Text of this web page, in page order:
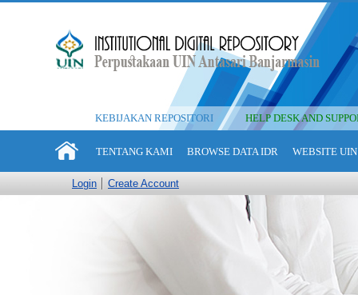
KEBIJAKAN REPOSITORI HELP DESK AND
TENTANG KAMI BROWSE DATA IDR WEBSITE
Login Create Account